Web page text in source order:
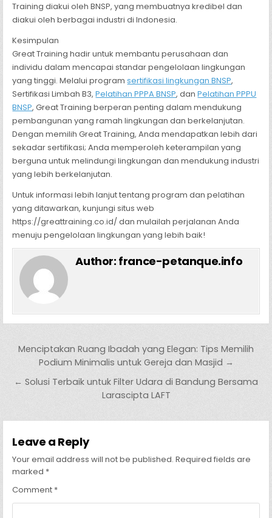
Training diakui oleh BNSP, yang membuatnya kredibel dan
diakui oleh berbagai industri di Indonesia.
Kesimpulan
Great Training hadir untuk membantu perusahaan dan
individu dalam mencapai standar pengelolaan lingkungan
yang tinggi. Melalui programsertifikasi lingkungan BNSP,
Sertifikasi Limbah B3,Pelatihan PPPA BNSP, danPelatihan PPPU
BNSP, Great Training berperan penting dalam mendukung
pembangunan yang ramah lingkungan dan berkelanjutan.
Dengan memilih Great Training, Anda mendapatkan lebih dari
sekadar sertifikasi; Anda memperoleh keterampilan yang
berguna untuk melindungi lingkungan dan mendukung industri
yang lebih berkelanjutan.
Untuk informasi lebih lanjut tentang program dan pelatihan
yang ditawarkan, kunjungi situs web
https://greattraining.co.id/ dan mulailah perjalanan Anda
menuju pengelolaan lingkungan yang lebih baik!
Author: france-petanque.info
Post navigation
Menciptakan Ruang Ibadah yang Elegan: Tips Memilih
Podium Minimalis untuk Gereja dan Masjid →
← Solusi Terbaik untuk Filter Udara di Bandung Bersama
Larascipta LAFT
Leave a Reply
Your email address will not be published. Required fields are
marked *
Comment *